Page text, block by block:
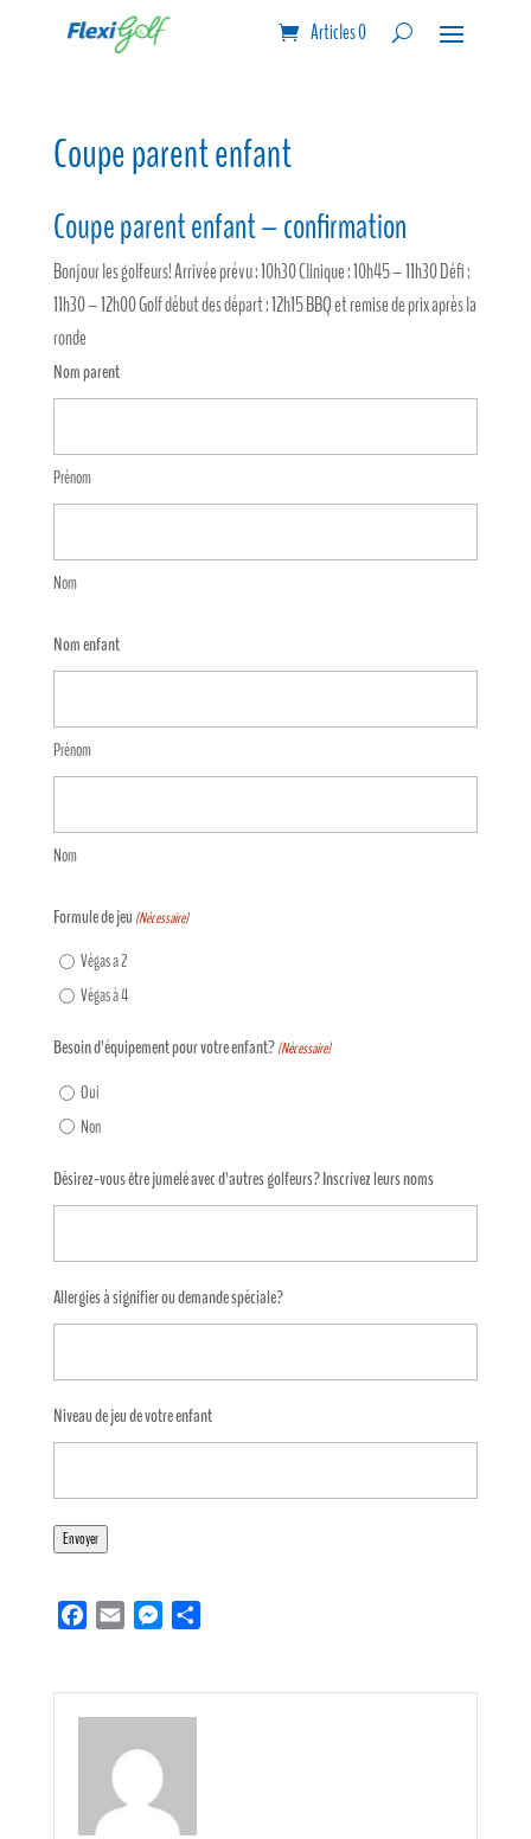
Articles 0
Coupe parent enfant
Coupe parent enfant – confirmation
Bonjour les golfeurs! Arrivée prévu : 10h30 Clinique : 10h45 – 11h30 Défi :
11h30 – 12h00 Golf début des départ : 12h15 BBQ et remise de prix après la
ronde
Nom parent
Prénom
Nom
Nom enfant
Prénom
Nom
Formule de jeu (Nécessaire)
Végas a 2
Végas à 4
Besoin d'équipement pour votre enfant?(Nécessaire)
Oui
Non
Désirez-vous être jumelé avec d'autres golfeurs? Inscrivez leurs noms
Allergies à signifier ou demande spéciale?
Niveau de jeu de votre enfant
Envoyer
FacebookEmail Messenger